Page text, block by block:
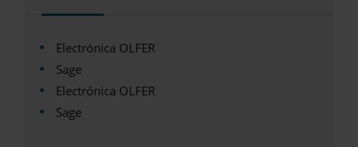
Electrónica OLFER
Sage
Electrónica OLFER
Sage